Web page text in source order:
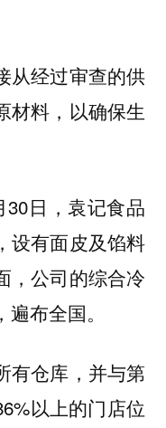
从经过审查的供
材料，以确保生
30日，袁记食品
设有面皮及馅料
，公司的综合冷
布全国。
有仓库，并与第
以上的门店位